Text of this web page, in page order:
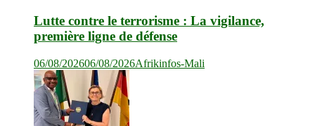
Lutte contre le terrorisme : La vigilance,
première ligne de défense
06/08/202606/08/2026Afrikinfos-Mali